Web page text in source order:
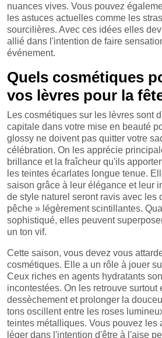
nuances vives. Vous pouvez
les astuces actuelles comme les
sourcilières. Avec ces idées elles
allié dans l'intention de faire
événement.
Quels cosmétiques
vos lèvres pour la
Les cosmétiques sur les lèvres sont
capitale dans votre mise en beauté
glossy ne doivent pas quitter votre
célébration. On les apprécie
brillance et la fraîcheur qu'ils
les teintes écarlates longue tenue.
saison grâce à leur élégance et leur
de style naturel seront ravis avec les
pêche » légèrement scintillantes.
sophistiqué, elles peuvent
un ton vif.
Cette saison, vous devez vous
cosmétiques. Elle a un rôle à jouer
Ceux riches en agents hydratants
incontestées. On les retrouve surtout
dessèchement et prolonger la
tons oscillent entre les roses
teintes métalliques. Vous pouvez les
léger dans l'intention d'être à l'aise